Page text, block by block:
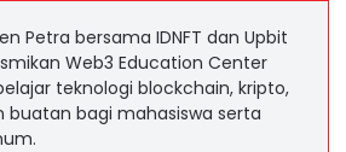
Petra bersama IDNFT dan Upbit
Web3 Education Center
teknologi blockchain, kripto,
buatan bagi mahasiswa serta